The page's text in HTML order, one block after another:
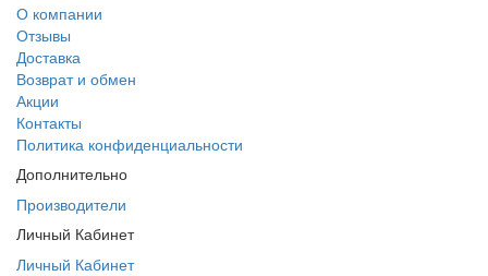
О компании
Отзывы
Доставка
Возврат и обмен
Акции
Контакты
Политика конфиденциальности
Дополнительно
Производители
Личный Кабинет
Личный Кабинет